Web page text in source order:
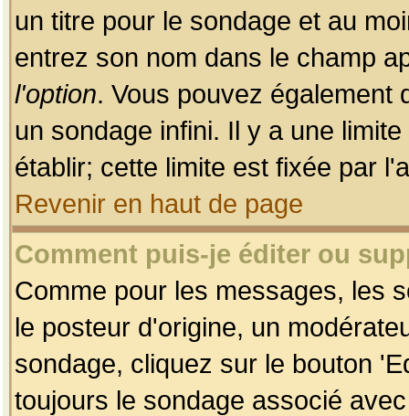
un titre pour le sondage et au
entrez son nom dans le champ
l'option. Vous pouvez également
un sondage infini. Il y a une
établir; cette limite est fixée par
Revenir en haut de page
Comment puis-je éditer ou
Comme pour les messages, les
le posteur d'origine, un
sondage, cliquez sur le bouton
toujours le sondage associé